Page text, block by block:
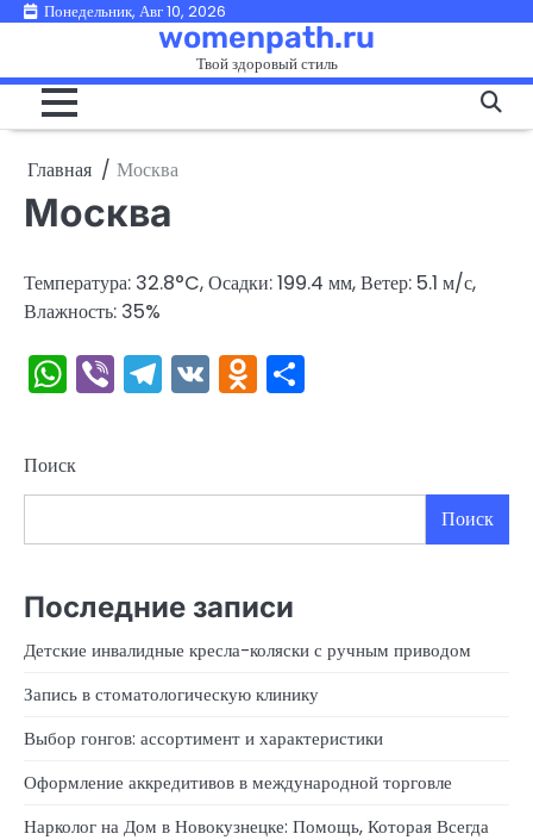
ПерейтиПонедельник, Авг 10, 2026
womenpath.ru
Твой здоровый стиль
Главная Москва
Москва
Температура: 32.8°C, Осадки: 199.4 мм, Ветер: 5.1 м/с,
Влажность: 35%
WhatsApp
ViberTelegram
VKOdnoklassniki
Поиск
Поиск
Последние записи
Детские инвалидные кресла-коляски с ручным приводом
Запись в стоматологическую клинику
Выбор гонгов: ассортимент и характеристики
Оформление аккредитивов в международной торговле
Нарколог на Дом в Новокузнецке: Помощь, Которая Всегда